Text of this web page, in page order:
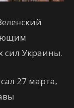
сил Украины.
27 марта,